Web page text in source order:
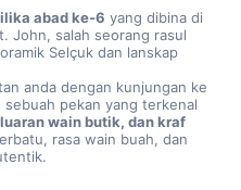
abad ke-6 yang dibina di
John, salah seorang rasul
Selçuk dan lanskap
sebuah pekan yang terkenal
wain butik, dan kraf
rasa wain buah, dan